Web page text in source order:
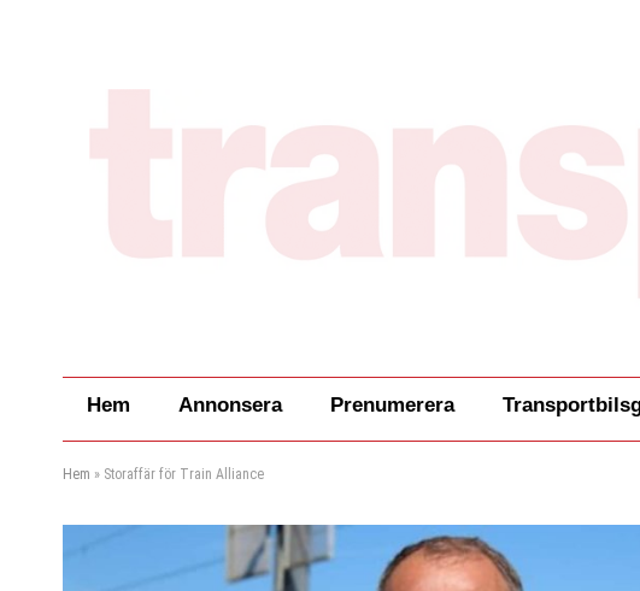
Hem Annonsera Prenumerera
Hem » Storaffär för Train Alliance